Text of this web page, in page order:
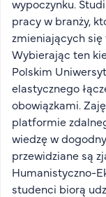
O nas
Akademia Online
Jak się studiuje
FAQ
Nasi wykładowcy
Strefa wiedzy
Kontakt
Górny pasek
Rekrutacja
Platforma zdalnego
wypoczynku.
pracy w branży,
zmieniających
Wybierając ten
Polskim
elastycznego
obowiązkami.
platformie
wiedzę w
przewidziane są
Humanistyczno-
studenci biorą